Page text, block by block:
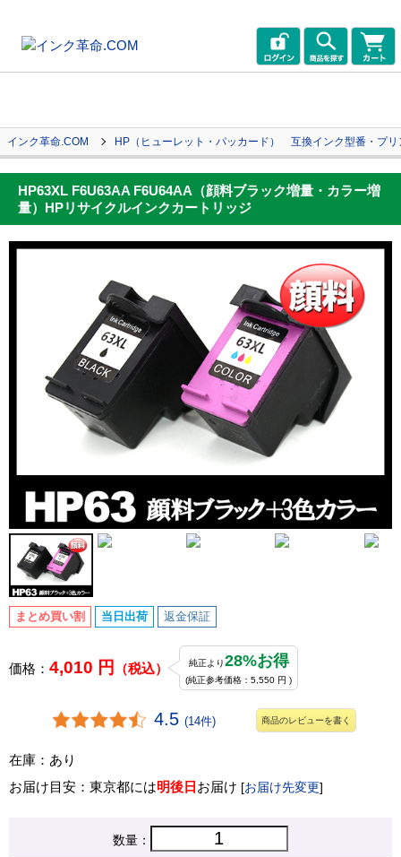
インク革命.COM HP（ヒューレット・パッカード） 互換インク型番・プリ
HP63XL F6U63AA F6U64AA（顔料ブラック増量・カラー増
量）HPリサイクルインクカートリッジ
まとめ買い割 当日出荷 返金保証
価格： 4,010 円 （税込） 純正より28%お得
(純正参考価格：5,550 円 )
4.5 (14件) 商品のレビューを書く
在庫：あり
お届け目安：東京都には明後日 お届け [お届け先変更]
数量：